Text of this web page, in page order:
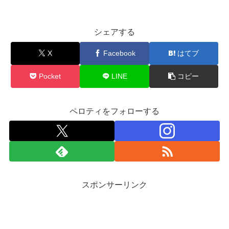
シェアする
X Facebook はてブ
Pocket LINE コピー
ペロティをフォローする
スポンサーリンク